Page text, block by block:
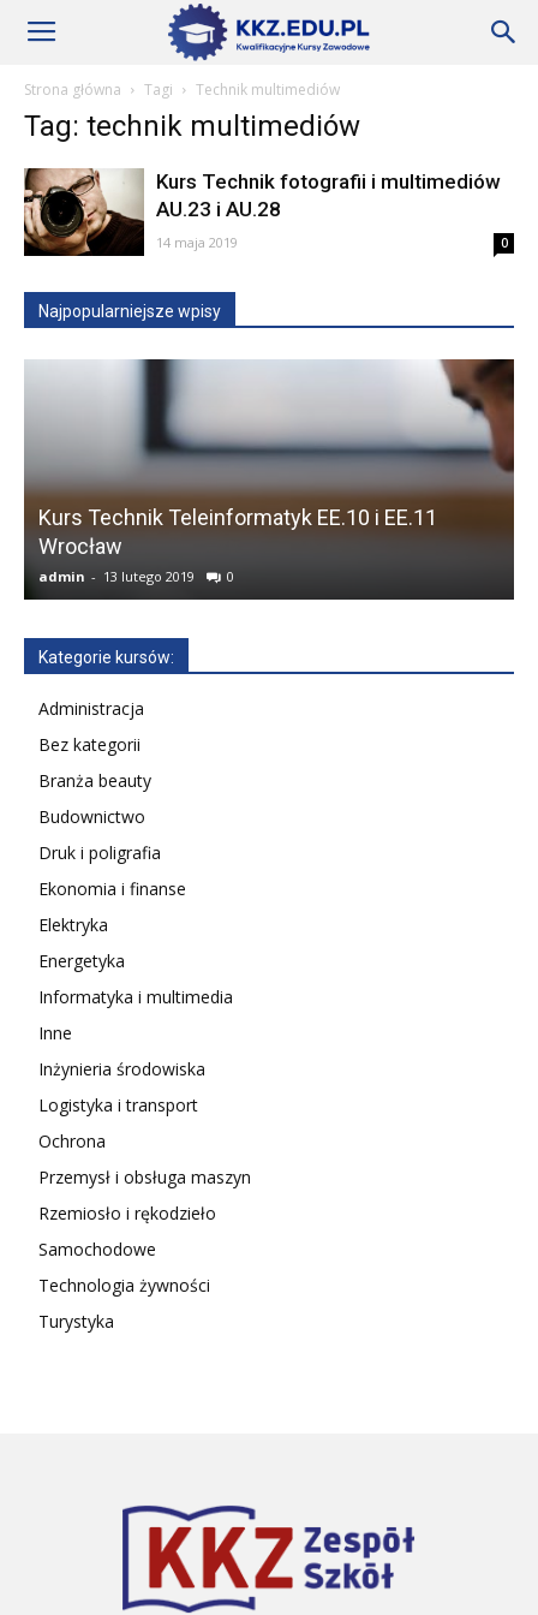
Szkoły
KKZ
Aktualności
Strona główna Tagi Technik multimediów
Tag: technik multimediów
Kurs Technik fotografii i multimediów
AU.23 i AU.28
14 maja 2019 0
Najpopularniejsze wpisy
Kurs Technik Teleinformatyk EE.10 i EE.11
Wrocław
admin - 13 lutego 2019 0
Kategorie kursów:
Administracja
Bez kategorii
Branża beauty
Budownictwo
Druk i poligrafia
Ekonomia i finanse
Elektryka
Energetyka
Informatyka i multimedia
Inne
Inżynieria środowiska
Logistyka i transport
Ochrona
Przemysł i obsługa maszyn
Rzemiosło i rękodzieło
Samochodowe
Technologia żywności
Turystyka